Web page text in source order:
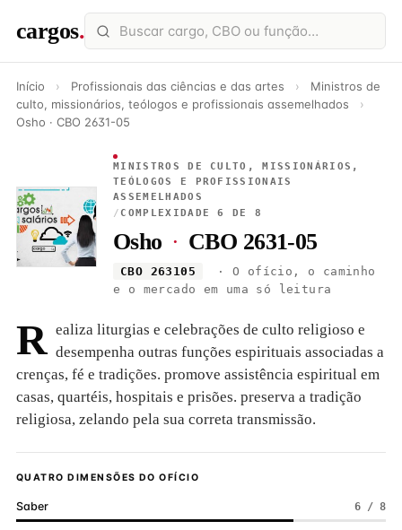
cargos.
Início › Profissionais das ciências e das artes ›
Ministros de
culto, missionários, teólogos e profissionais assemelhados
›
Osho · CBO 2631-05
MINISTROS DE CULTO, MISSIONÁRIOS,
TEÓLOGOS E PROFISSIONAIS
ASSEMELHADOS
/ COMPLEXIDADE 6 DE 8
Osho · CBO 2631-05
CBO 263105
· O ofício, o caminho
e o mercado em uma só leitura
R ealiza liturgias e celebrações de culto religioso e
desempenha outras funções espirituais associadas a
crenças, fé e tradições. promove assistência espiritual em
casas, quartéis, hospitais e prisões. preserva a tradição
religiosa, zelando pela sua correta transmissão.
QUATRO DIMENSÕES DO OFÍCIO
Saber 6 / 8